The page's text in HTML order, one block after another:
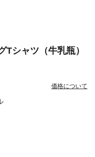
Tシャツ（牛乳瓶）
価格について